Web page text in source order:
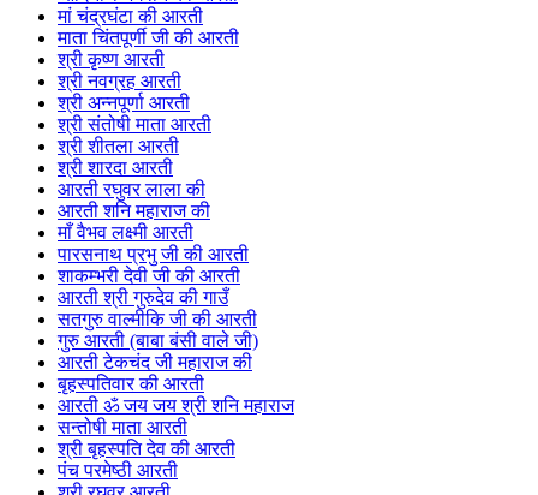
मां चंद्रघंटा की आरती
माता चिंतपूर्णी जी की आरती
श्री कृष्ण आरती
श्री नवग्रह आरती
श्री अन्नपूर्णा आरती
श्री संतोषी माता आरती
श्री शीतला आरती
श्री शारदा आरती
आरती रघुवर लाला की
आरती शनि महाराज की
माँ वैभव लक्ष्मी आरती
पारसनाथ प्रभु जी की आरती
शाकम्भरी देवी जी की आरती
आरती श्री गुरुदेव की गाउँ
सतगुरु वाल्मीकि जी की आरती
गुरु आरती (बाबा बंसी वाले जी)
आरती टेकचंद जी महाराज की
बृहस्पतिवार की आरती
आरती ॐ जय जय श्री शनि महाराज
सन्तोषी माता आरती
श्री बृहस्पति देव की आरती
पंच परमेष्ठी आरती